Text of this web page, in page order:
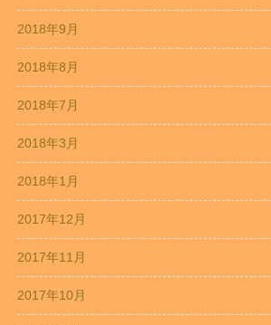
2018年9月
2018年8月
2018年7月
2018年3月
2018年1月
2017年12月
2017年11月
2017年10月